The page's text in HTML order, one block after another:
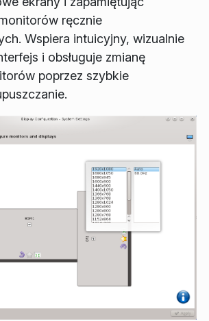
ręcznie
Wspiera intuicyjny, wizualnie
i obsługuje zmianę
poprzez szybkie